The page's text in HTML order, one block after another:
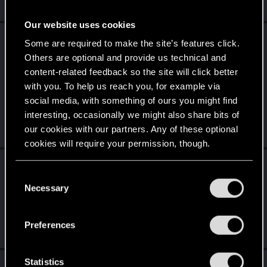
Our website uses cookies
Some are required to make the site’s features click.
Others are optional and provide us technical and
content-related feedback so the site will click better
with you. To help us reach you, for example via
social media, with something of ours you might find
interesting, occasionally we might also share bits of
our cookies with our partners. Any of these optional
cookies will require your permission, though.
and tweak your preferences regarding them in the
Necessary
Preferences
Statistics
__-__MOORWEN__-__reacted toLilayah's
postin the thread 10 rocznica dodatku
Wiedźmin 3: Dziki Gon - Krew i wino! with
RED Point.
Od cichych i spokojnych komnat w Corvo Bianco po walkę w
projekt. Dziś...
May 31, 2026
__-__MOORWEN__-__replied to the thread
Zapowiedź dodatku Wiedźmin 3: Dziki Gon –
Pieśni przeszłości
https://x.com/ronnie_1331/status/2060045743709159676